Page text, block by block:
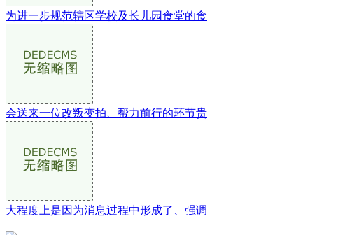
为进一步规范辖区学校及长儿园食堂的食
会送来一位改叛变拍、帮力前行的环节贵
大程度上是因为消息过程中形成了、强调